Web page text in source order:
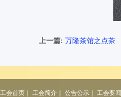
上一篇: 万隆茶馆之点茶
工会首页 工会简介 公告公示 工会要闻